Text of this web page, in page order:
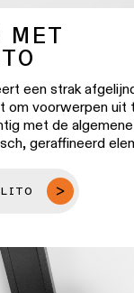
MET
een strak
om voorwerpen uit
met de
geraffineerd